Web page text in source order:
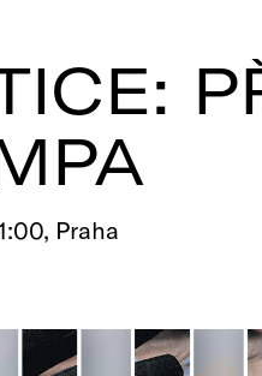
Praha